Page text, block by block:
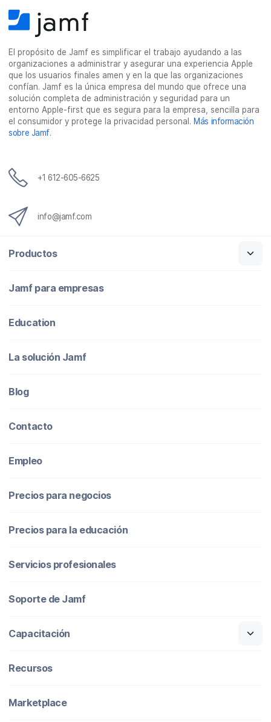
El propósito de Jamf es simplificar el trabajo ayudando a las
organizaciones a administrar y asegurar una experiencia Apple
que los usuarios finales amen y en la que las organizaciones
confían. Jamf es la única empresa del mundo que ofrece una
solución completa de administración y seguridad para un
entorno Apple-first que es segura para la empresa, sencilla para
el consumidor y protege la privacidad personal. Más información
sobre Jamf.
+1 612-605-6625
info@jamf.com
Productos
Jamf para empresas
Education
La solución Jamf
Blog
Contacto
Empleo
Precios para negocios
Precios para la educación
Servicios profesionales
Soporte de Jamf
Capacitación
Recursos
Marketplace